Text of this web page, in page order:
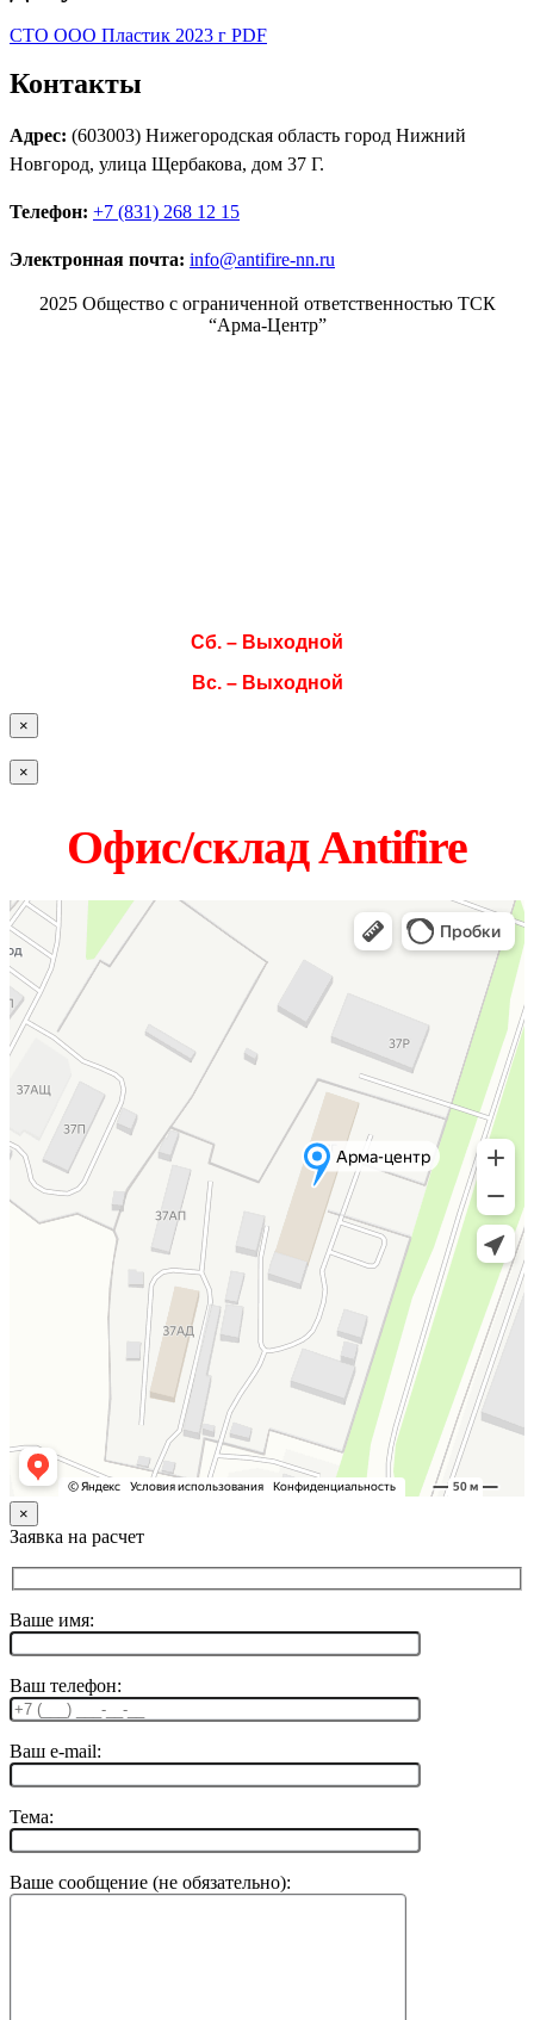
СТО ООО Пластик 2023 г PDF
Контакты
Адрес: (603003) Нижегородская область город Нижний
Новгород, улица Щербакова, дом 37 Г.
Телефон: +7 (831) 268 12 15
Электронная почта: info@antifire-nn.ru
2025 Общество с ограниченной ответственностью ТСК
“Арма-Центр”
Сб. – Выходной
Вс. – Выходной
×
×
Офис/склад Antifire
×
Заявка на расчет
Ваше имя:
Ваш телефон:
Ваш e-mail:
Тема:
Ваше сообщение (не обязательно):